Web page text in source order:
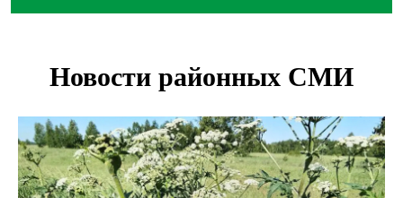
Отправил инвалида на СВО и получил его «посмертные»
Андрей Травников поздравил новосибирцев с
Ученики новосибирского лицея победили в
Международной олимпиаде по ИИ